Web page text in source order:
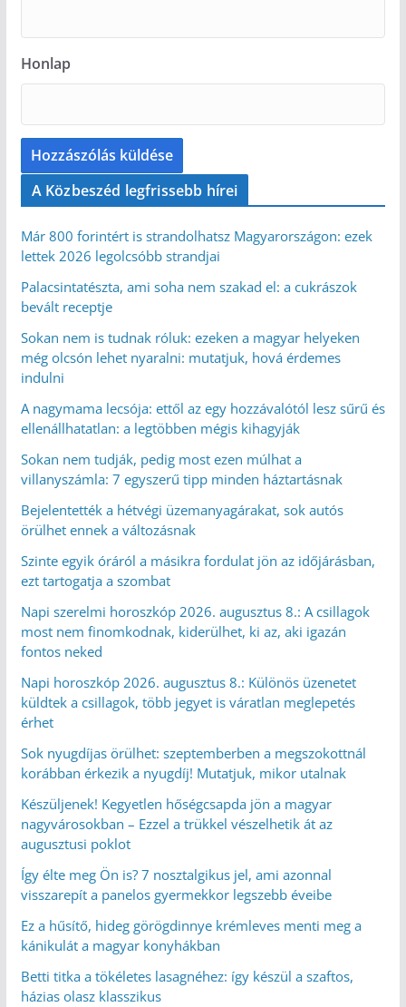
Honlap
A Közbeszéd legfrissebb hírei
Már 800 forintért is strandolhatsz Magyarországon: ezek
lettek 2026 legolcsóbb strandjai
Palacsintatészta, ami soha nem szakad el: a cukrászok
bevált receptje
Sokan nem is tudnak róluk: ezeken a magyar helyeken
még olcsón lehet nyaralni: mutatjuk, hová érdemes
indulni
A nagymama lecsója: ettől az egy hozzávalótól lesz sűrű és
ellenállhatatlan: a legtöbben mégis kihagyják
Sokan nem tudják, pedig most ezen múlhat a
villanyszámla: 7 egyszerű tipp minden háztartásnak
Bejelentették a hétvégi üzemanyagárakat, sok autós
örülhet ennek a változásnak
Szinte egyik óráról a másikra fordulat jön az időjárásban,
ezt tartogatja a szombat
Napi szerelmi horoszkóp 2026. augusztus 8.: A csillagok
most nem finomkodnak, kiderülhet, ki az, aki igazán
fontos neked
Napi horoszkóp 2026. augusztus 8.: Különös üzenetet
küldtek a csillagok, több jegyet is váratlan meglepetés
érhet
Sok nyugdíjas örülhet: szeptemberben a megszokottnál
korábban érkezik a nyugdíj! Mutatjuk, mikor utalnak
Készüljenek! Kegyetlen hőségcsapda jön a magyar
nagyvárosokban – Ezzel a trükkel vészelhetik át az
augusztusi poklot
Így élte meg Ön is? 7 nosztalgikus jel, ami azonnal
visszarepít a panelos gyermekkor legszebb éveibe
Ez a hűsítő, hideg görögdinnye krémleves menti meg a
kánikulát a magyar konyhákban
Betti titka a tökéletes lasagnéhez: így készül a szaftos,
házias olasz klasszikus